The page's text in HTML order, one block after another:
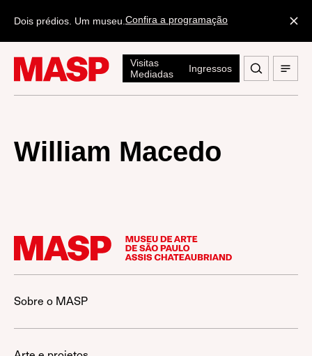
Dois prédios. Um museu. Confira a programação
Visitas
Mediadas
Ingressos
William Macedo
Sobre o MASP